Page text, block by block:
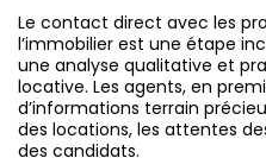
Le contact direct avec les
l’immobilier est une étape
une analyse qualitative et
locative. Les agents, en
d’informations terrain
des locations, les attentes
des candidats.